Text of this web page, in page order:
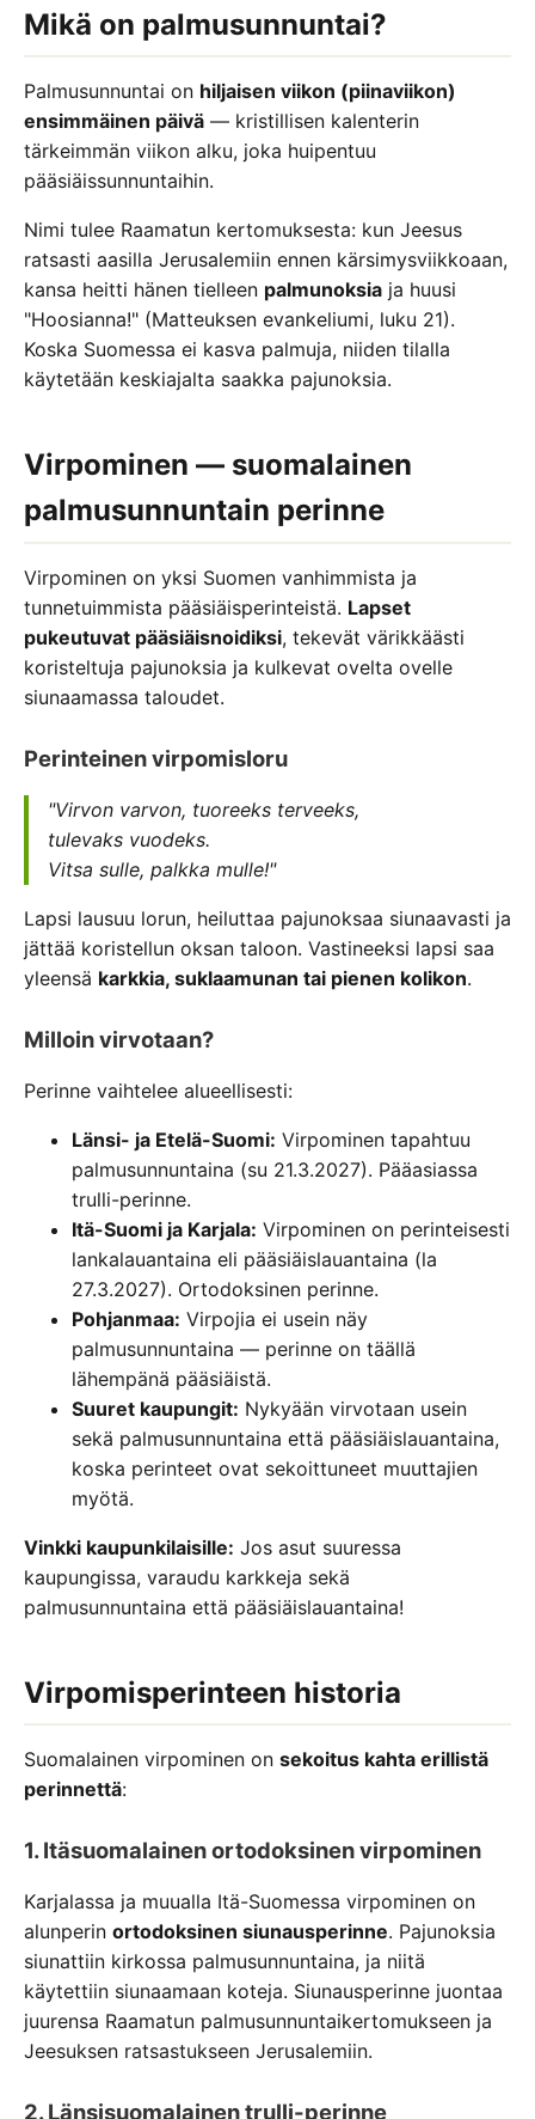
Mikä on palmusunnuntai?
Palmusunnuntai on hiljaisen viikon (piinaviikon)
ensimmäinen päivä — kristillisen kalenterin
tärkeimmän viikon alku, joka huipentuu
pääsiäissunnuntaihin.
Nimi tulee Raamatun kertomuksesta: kun Jeesus
ratsasti aasilla Jerusalemiin ennen kärsimysviikkoaan,
kansa heitti hänen tielleen palmunoksia ja huusi
"Hoosianna!" (Matteuksen evankeliumi, luku 21).
Koska Suomessa ei kasva palmuja, niiden tilalla
käytetään keskiajalta saakka pajunoksia.
Virpominen — suomalainen
palmusunnuntain perinne
Virpominen on yksi Suomen vanhimmista ja
tunnetuimmista pääsiäisperinteistä. Lapset
pukeutuvat pääsiäisnoidiksi, tekevät värikkäästi
koristeltuja pajunoksia ja kulkevat ovelta ovelle
siunaamassa taloudet.
Perinteinen virpomisloru
"Virvon varvon, tuoreeks terveeks,
tulevaks vuodeks.
Vitsa sulle, palkka mulle!"
Lapsi lausuu lorun, heiluttaa pajunoksaa siunaavasti ja
jättää koristellun oksan taloon. Vastineeksi lapsi saa
yleensä karkkia, suklaamunan tai pienen kolikon.
Milloin virvotaan?
Perinne vaihtelee alueellisesti:
Länsi- ja Etelä-Suomi: Virpominen tapahtuu
palmusunnuntaina (su 21.3.2027). Pääasiassa
trulli-perinne.
Itä-Suomi ja Karjala: Virpominen on perinteisesti
lankalauantaina eli pääsiäislauantaina (la
27.3.2027). Ortodoksinen perinne.
Pohjanmaa: Virpojia ei usein näy
palmusunnuntaina — perinne on täällä
lähempänä pääsiäistä.
Suuret kaupungit: Nykyään virvotaan usein
sekä palmusunnuntaina että pääsiäislauantaina,
koska perinteet ovat sekoittuneet muuttajien
myötä.
Vinkki kaupunkilaisille: Jos asut suuressa
kaupungissa, varaudu karkkeja sekä
palmusunnuntaina että pääsiäislauantaina!
Virpomisperinteen historia
Suomalainen virpominen on sekoitus kahta erillistä
perinnettä:
1. Itäsuomalainen ortodoksinen virpominen
Karjalassa ja muualla Itä-Suomessa virpominen on
alunperin ortodoksinen siunausperinne. Pajunoksia
siunattiin kirkossa palmusunnuntaina, ja niitä
käytettiin siunaamaan koteja. Siunausperinne juontaa
juurensa Raamatun palmusunnuntaikertomukseen ja
Jeesuksen ratsastukseen Jerusalemiin.
2. Länsisuomalainen trulli-perinne